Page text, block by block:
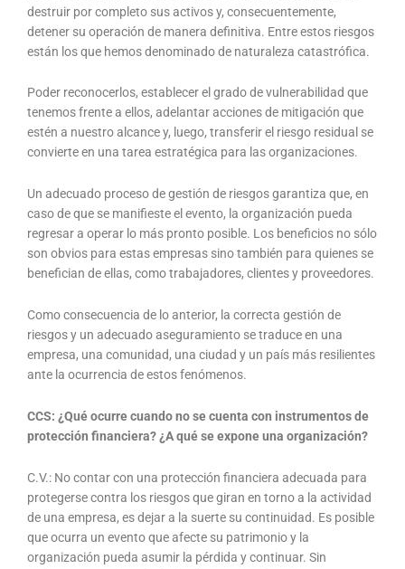
destruir por completo sus activos y, consecuentemente,
detener su operación de manera definitiva. Entre estos riesgos
están los que hemos denominado de naturaleza catastrófica.
Poder reconocerlos, establecer el grado de vulnerabilidad que
tenemos frente a ellos, adelantar acciones de mitigación que
estén a nuestro alcance y, luego, transferir el riesgo residual se
convierte en una tarea estratégica para las organizaciones.
Un adecuado proceso de gestión de riesgos garantiza que, en
caso de que se manifieste el evento, la organización pueda
regresar a operar lo más pronto posible. Los beneficios no sólo
son obvios para estas empresas sino también para quienes se
benefician de ellas, como trabajadores, clientes y proveedores.
Como consecuencia de lo anterior, la correcta gestión de
riesgos y un adecuado aseguramiento se traduce en una
empresa, una comunidad, una ciudad y un país más resilientes
ante la ocurrencia de estos fenómenos.
CCS: ¿Qué ocurre cuando no se cuenta con instrumentos de
protección financiera? ¿A qué se expone una organización?
C.V.: No contar con una protección financiera adecuada para
protegerse contra los riesgos que giran en torno a la actividad
de una empresa, es dejar a la suerte su continuidad. Es posible
que ocurra un evento que afecte su patrimonio y la
organización pueda asumir la pérdida y continuar. Sin